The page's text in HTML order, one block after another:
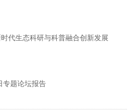
代生态科研与科普融合创新发展
专题论坛报告